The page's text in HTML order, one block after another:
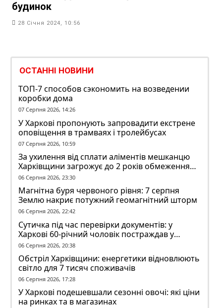
будинок
28 Січня 2024, 10:56
ОСТАННІ НОВИНИ
ТОП-7 способов сэкономить на возведении
коробки дома
07 Серпня 2026, 14:26
У Харкові пропонують запровадити екстрене
оповіщення в трамваях і тролейбусах
07 Серпня 2026, 10:59
За ухилення від сплати аліментів мешканцю
Харківщини загрожує до 2 років обмеження
волі
06 Серпня 2026, 23:30
Магнітна буря червоного рівня: 7 серпня
Землю накриє потужний геомагнітний шторм
06 Серпня 2026, 22:42
Сутичка під час перевірки документів: у
Харкові 60-річний чоловік постраждав у
конфлікті з ТЦК
06 Серпня 2026, 20:38
Обстріл Харківщини: енергетики відновлюють
світло для 7 тисяч споживачів
06 Серпня 2026, 17:28
У Харкові подешевшали сезонні овочі: які ціни
на ринках та в магазинах